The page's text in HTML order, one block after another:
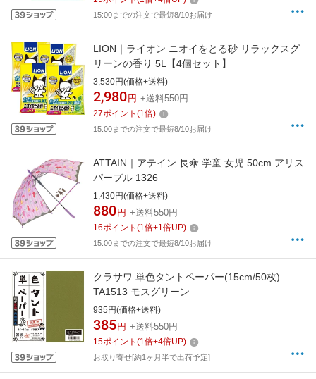
15:00までの注文で最短8/10お届け
LION｜ライオン ニオイをとる砂 リラックスグ
リーンの香り 5L【4個セット】
3,530円(価格+送料)
2,980 円 +送料550円
27ポイント (1倍)
15:00までの注文で最短8/10お届け
ATTAIN｜アテイン 長傘 学童 女児 50cm アリス
パープル 1326
1,430円(価格+送料)
880 円 +送料550円
16ポイント (1倍+1倍UP)
15:00までの注文で最短8/10お届け
クラサワ 単色タントペーパー(15cm/50枚)
TA1513 モスグリーン
935円(価格+送料)
385 円 +送料550円
15ポイント (1倍+4倍UP)
お取り寄せ[約1ヶ月半で出荷予定]